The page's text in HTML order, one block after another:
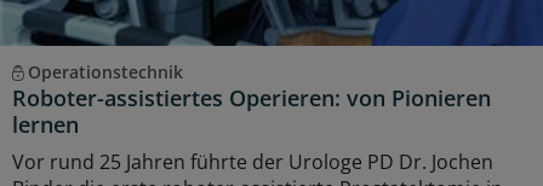
Operationstechnik
Roboter-assistiertes Operieren: von Pionieren
lernen
Vor rund 25 Jahren führte der Urologe PD Dr. Jochen